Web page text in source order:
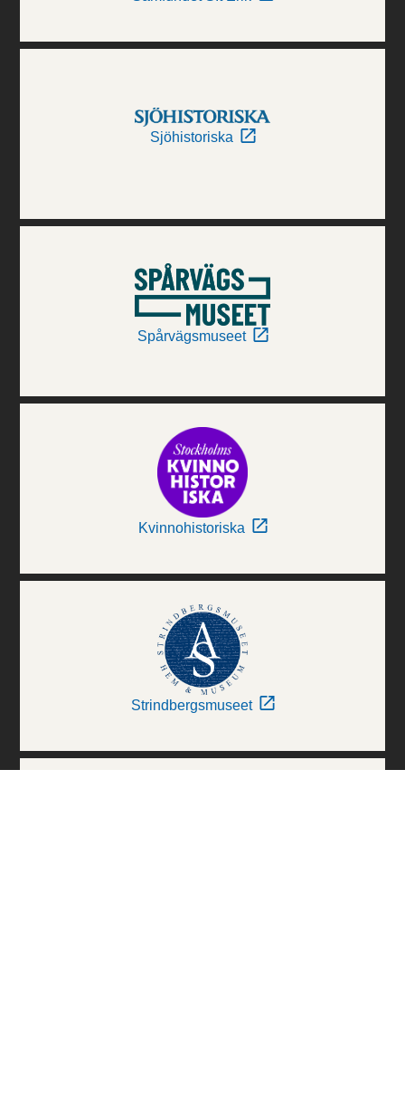
Sjöhistoriska
Spårvägsmuseet
Kvinnohistoriska
Strindbergsmuseet